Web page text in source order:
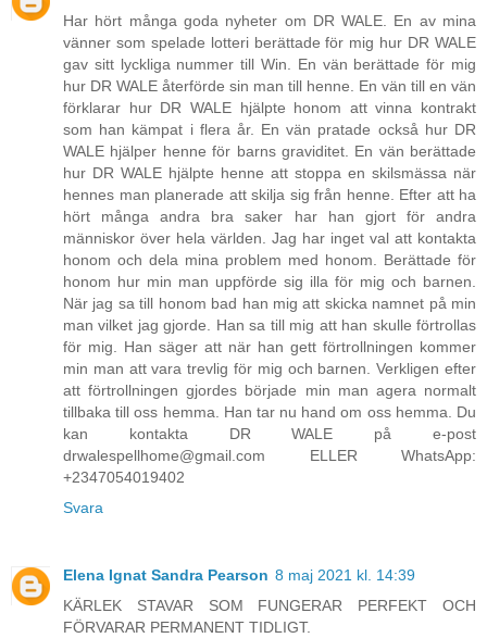
Har hört många goda nyheter om DR WALE. En av mina
vänner som spelade lotteri berättade för mig hur DR WALE
gav sitt lyckliga nummer till Win. En vän berättade för mig
hur DR WALE återförde sin man till henne. En vän till en vän
förklarar hur DR WALE hjälpte honom att vinna kontrakt
som han kämpat i flera år. En vän pratade också hur DR
WALE hjälper henne för barns graviditet. En vän berättade
hur DR WALE hjälpte henne att stoppa en skilsmässa när
hennes man planerade att skilja sig från henne. Efter att ha
hört många andra bra saker har han gjort för andra
människor över hela världen. Jag har inget val att kontakta
honom och dela mina problem med honom. Berättade för
honom hur min man uppförde sig illa för mig och barnen.
När jag sa till honom bad han mig att skicka namnet på min
man vilket jag gjorde. Han sa till mig att han skulle förtrollas
för mig. Han säger att när han gett förtrollningen kommer
min man att vara trevlig för mig och barnen. Verkligen efter
att förtrollningen gjordes började min man agera normalt
tillbaka till oss hemma. Han tar nu hand om oss hemma. Du
kan kontakta DR WALE på e-post
drwalespellhome@gmail.com ELLER WhatsApp:
+2347054019402
Svara
Elena Ignat Sandra Pearson 8 maj 2021 kl. 14:39
KÄRLEK STAVAR SOM FUNGERAR PERFEKT OCH
FÖRVARAR PERMANENT TIDLIGT.